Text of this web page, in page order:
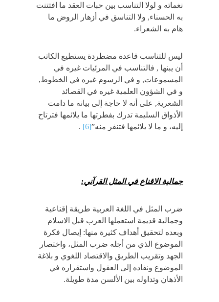
نغماته و لولا التناسب بين حبات العقد ما افتتنت
به الحسناء, ولا التناسق في أزهار الروض ما
هام به الشعراء.
ليس للتناسب قاعدة مضطردة يستطيع الكاتب
أن يبنها , فالتناسب في المرئيات غيره في
المسموعات, و في الرسوم غيره في الخطوط,
و في الشؤون العلمية غيره في القصائد
الشعرية, على أنه لا حاجة إلى بيانه ما دامت
الأذواق السليمة تدرك بفطرتها ما يلائمها فترتاح
إليه، و ما لا يلائمها فتنفر منه”[6]
.
جمالية الاقناع في المثل القرآني:
ضرب المثل في اللغة العربية طريقة إقناعية
وجمالية قديمة استعملها العرب قبل الاسلام
وبعده لتحقيق أهداف كثيرة منها: إيصال فكرة
الموضوع الذي من أجله ضرب المثل، واختصار
الجهد وتقريب الطريق والاقتصاد اللغوي و بلاغة
الموضوع ونفاده إلى العقول واستقراره في
الأذهان وتداوله بين الألسن مدة طويلة.